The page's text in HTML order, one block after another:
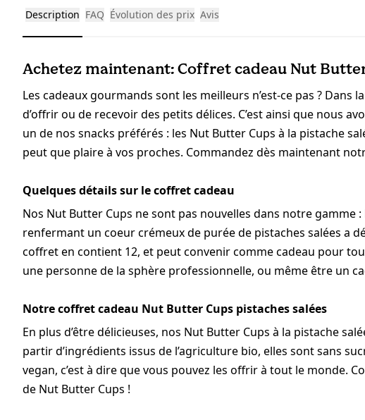
Description FAQ Évolution des prix Avis
Achetez maintenant: Coffret cadeau Nut
Les cadeaux gourmands sont les meilleurs n’est-ce pas ?
d’offrir ou de recevoir des petits délices. C’est ainsi que nous
un de nos snacks préférés : les Nut Butter Cups à la pistache
peut que plaire à vos proches. Commandez dès maintenant
Quelques détails sur le coffret cadeau
Nos Nut Butter Cups ne sont pas nouvelles dans notre gamme
renfermant un coeur crémeux de purée de pistaches salées a
coffret en contient 12, et peut convenir comme cadeau pour
une personne de la sphère professionnelle, ou même être un
Notre coffret cadeau Nut Butter Cups pistaches salées
En plus d’être délicieuses, nos Nut Butter Cups à la pistache
partir d’ingrédients issus de l’agriculture bio, elles sont sans
vegan, c’est à dire que vous pouvez les offrir à tout le monde.
de Nut Butter Cups !